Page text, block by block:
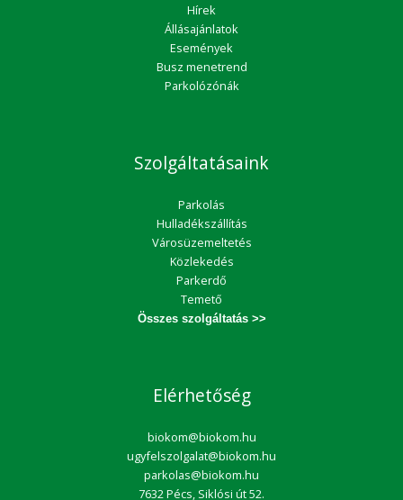
Hírek
Állásajánlatok
Események
Busz menetrend
Parkolózónák
Szolgáltatásaink
Parkolás
Hulladékszállítás
Városüzemeltetés
Közlekedés
Parkerdő
Temető
Összes szolgáltatás >>
Elérhetőség
biokom@biokom.hu
ugyfelszolgalat@biokom.hu
parkolas@biokom.hu
7632 Pécs, Siklósi út 52.